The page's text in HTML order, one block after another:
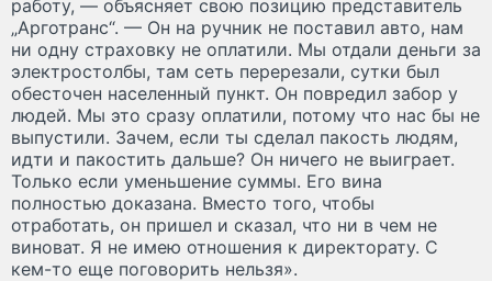
работу, — объясняет свою позицию представитель
„Арготранс“. — Он на ручник не поставил авто, нам
ни одну страховку не оплатили. Мы отдали деньги за
электростолбы, там сеть перерезали, сутки был
обесточен населенный пункт. Он повредил забор у
людей. Мы это сразу оплатили, потому что нас бы не
выпустили. Зачем, если ты сделал пакость людям,
идти и пакостить дальше? Он ничего не выиграет.
Только если уменьшение суммы. Его вина
полностью доказана. Вместо того, чтобы
отработать, он пришел и сказал, что ни в чем не
виноват. Я не имею отношения к директорату. С
кем-то еще поговорить нельзя».